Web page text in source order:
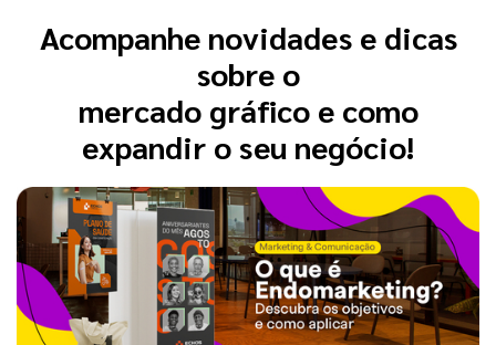
Acompanhe novidades e dicas
sobre o
mercado gráfico e como
expandir o seu negócio!